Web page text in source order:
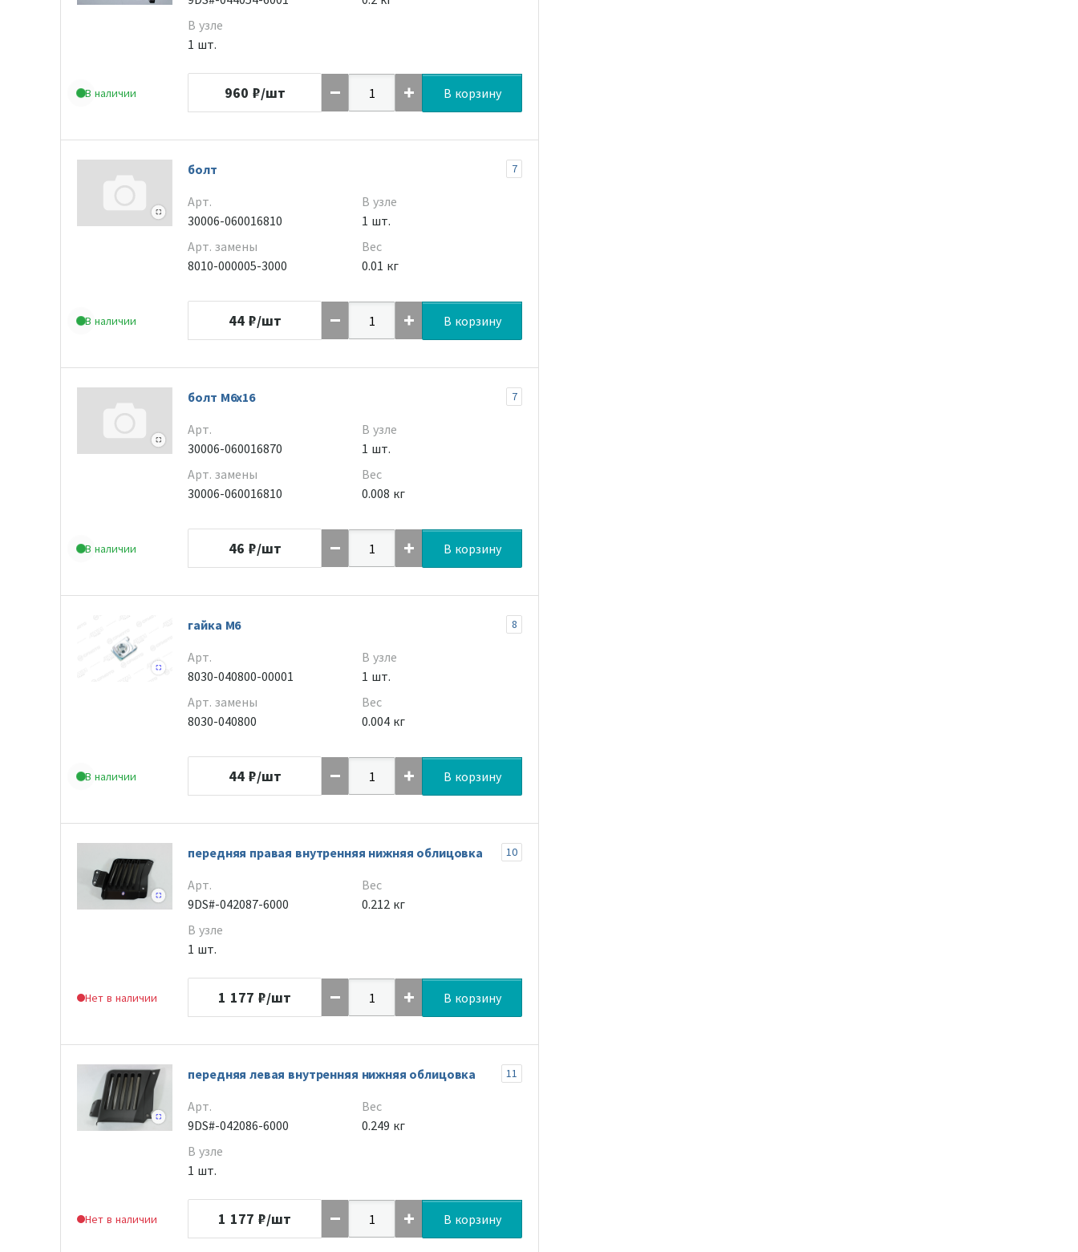
В наличии
В узле
1 шт.
960 ₽/шт В корзину
В наличии
болт 7
Арт.
30006-060016810
Арт. замены
8010-000005-3000
В узле
1 шт.
Вес
0.01 кг
44 ₽/шт В корзину
В наличии
болт M6x16 7
Арт.
30006-060016870
Арт. замены
30006-060016810
В узле
1 шт.
Вес
0.008 кг
46 ₽/шт В корзину
В наличии
гайка М6 8
Арт.
8030-040800-00001
Арт. замены
8030-040800
В узле
1 шт.
Вес
0.004 кг
44 ₽/шт В корзину
Нет в наличии
передняя правая внутренняя нижняя облицовка 10
Арт.
9DS#-042087-6000
В узле
1 шт.
Вес
0.212 кг
1 177 ₽/шт В корзину
Нет в наличии
передняя левая внутренняя нижняя облицовка 11
Арт.
9DS#-042086-6000
В узле
1 шт.
Вес
0.249 кг
1 177 ₽/шт В корзину